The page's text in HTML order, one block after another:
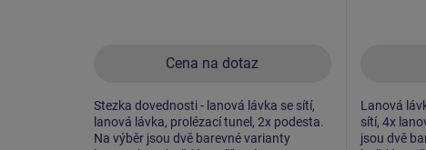
Cena na dotaz
Stezka dovednosti - lanová lávka se sítí,
lanová lávka, prolézací tunel, 2x podesta.
Na výběr jsou dvě barevné varianty
Lanová
sítí, 4x
jsou dvě